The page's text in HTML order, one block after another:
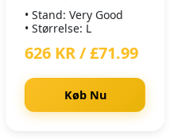
• Stand: Very Good
• Størrelse: L
626 KR / £71.99
Køb Nu